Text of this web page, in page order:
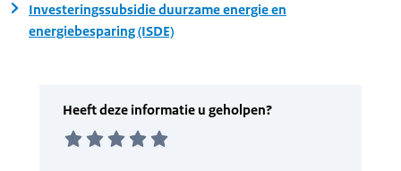
Investeringssubsidie duurzame energie en
energiebesparing (ISDE)